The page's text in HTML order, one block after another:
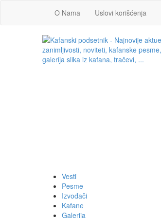
O Nama Uslovi korišćenja
Vesti
Pesme
Izvođači
Kafane
Galerija